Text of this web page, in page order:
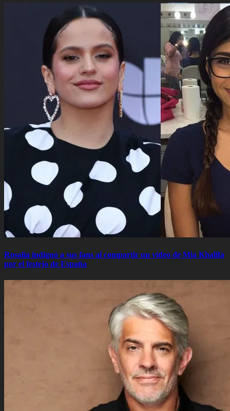
Rosalía indignó a sus fans al compartir un video de Mia Khalifa
por el festejo de España